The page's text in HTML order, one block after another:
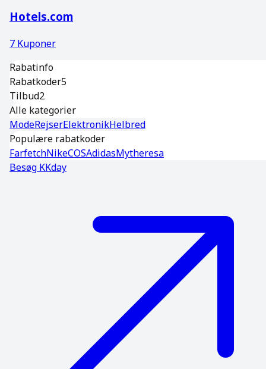
Hotels.com
7 Kuponer
Rabatinfo
Rabatkoder5
Tilbud2
Alle kategorier
ModeRejserElektronikHelbred
Populære rabatkoder
FarfetchNikeCOSAdidasMytheresa
Besøg KKday